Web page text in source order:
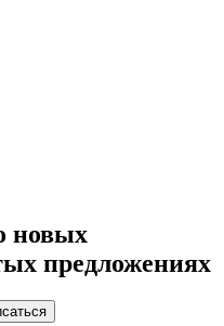
новых
предложениях